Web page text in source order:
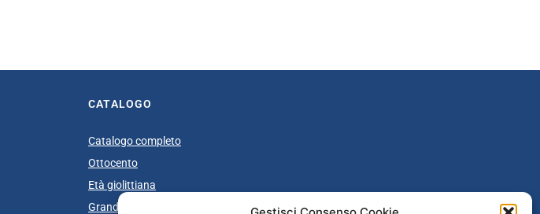
CATALOGO
Catalogo completo
Ottocento
Età giolittiana
Grande Guerra e dopoguerra